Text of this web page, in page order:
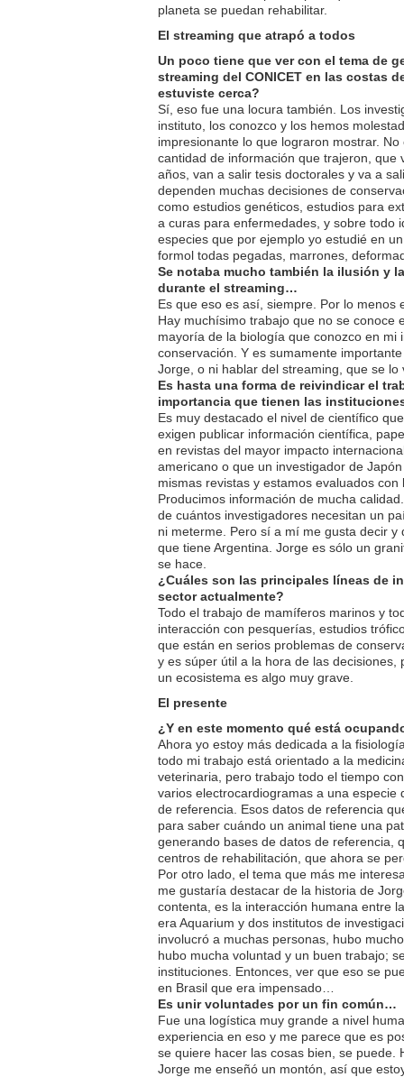
planeta se puedan rehabilitar.
El streaming que atrapó a todos
Un poco tiene que ver con el tema de
streaming del CONICET en las costas
estuviste cerca?
Sí, eso fue una locura también. Los
instituto, los conozco y los hemos
impresionante lo que lograron mostrar.
cantidad de información que trajeron, que
años, van a salir tesis doctorales y va a
dependen muchas decisiones de
como estudios genéticos, estudios para
a curas para enfermedades, y sobre todo
especies que por ejemplo yo estudié en
formol todas pegadas, marrones,
Se notaba mucho también la ilusión y
durante el streaming…
Es que eso es así, siempre. Por lo menos
Hay muchísimo trabajo que no se conoce
mayoría de la biología que conozco en mi
conservación. Y es sumamente
Jorge, o ni hablar del streaming, que se lo
Es hasta una forma de reivindicar el
importancia que tienen las
Es muy destacado el nivel de científico
exigen publicar información científica,
en revistas del mayor impacto
americano o que un investigador de
mismas revistas y estamos evaluados
Producimos información de mucha
de cuántos investigadores necesitan un
ni meterme. Pero sí a mí me gusta decir y
que tiene Argentina. Jorge es sólo un
se hace.
¿Cuáles son las principales líneas de
sector actualmente?
Todo el trabajo de mamíferos marinos y
interacción con pesquerías, estudios
que están en serios problemas de
y es súper útil a la hora de las
un ecosistema es algo muy grave.
El presente
¿Y en este momento qué está
Ahora yo estoy más dedicada a la
todo mi trabajo está orientado a la
veterinaria, pero trabajo todo el tiempo
varios electrocardiogramas a una
de referencia. Esos datos de referencia
para saber cuándo un animal tiene una
generando bases de datos de referencia,
centros de rehabilitación, que ahora se
Por otro lado, el tema que más me
me gustaría destacar de la historia de
contenta, es la interacción humana entre
era Aquarium y dos institutos de
involucró a muchas personas, hubo
hubo mucha voluntad y un buen trabajo;
instituciones. Entonces, ver que eso se
en Brasil que era impensado…
Es unir voluntades por un fin común…
Fue una logística muy grande a nivel
experiencia en eso y me parece que es
se quiere hacer las cosas bien, se puede.
Jorge me enseñó un montón, así que